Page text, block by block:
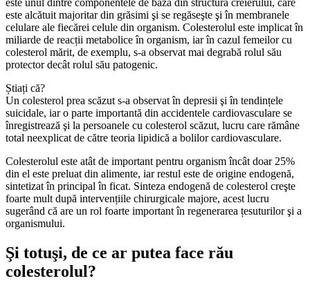
este unul dintre componentele de bază din structura creierului, care
este alcătuit majoritar din grăsimi şi se regăseşte şi în membranele
celulare ale fiecărei celule din organism. Colesterolul este implicat în
miliarde de reacții metabolice în organism, iar în cazul femeilor cu
colesterol mărit, de exemplu, s-a observat mai degrabă rolul său
protector decât rolul său patogenic.
Știați că?
Un colesterol prea scăzut s-a observat în depresii şi în tendințele
suicidale, iar o parte importantă din accidentele cardiovasculare se
înregistrează şi la persoanele cu colesterol scăzut, lucru care rămâne
total neexplicat de către teoria lipidică a bolilor cardiovasculare.
Colesterolul este atât de important pentru organism încât doar 25%
din el este preluat din alimente, iar restul este de origine endogenă,
sintetizat în principal în ficat. Sinteza endogenă de colesterol creşte
foarte mult după intervențiile chirurgicale majore, acest lucru
sugerând că are un rol foarte important în regenerarea țesuturilor şi a
organismului.
Şi totuşi, de ce ar putea face rău
colesterolul?